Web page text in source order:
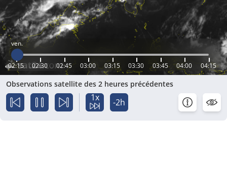
ven.
02:15 02:30 02:45 03:00 03:15 03:30 03:45 04:00 04:15
Observations satellite des 2 heures précédentes
1x -2h